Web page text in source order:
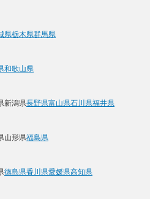
県栃木県群馬県
和歌山県
新潟県長野県富山県石川県福井県
山形県福島県
徳島県香川県愛媛県高知県